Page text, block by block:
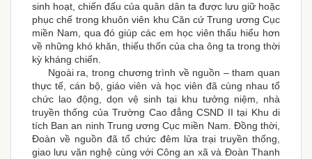
sinh hoạt, chiến đấu của quân dân ta được lưu giữ hoặc
phục chế trong khuôn viên khu Căn cứ Trung ương Cục
miền Nam, qua đó giúp các em học viên thấu hiểu hơn
về những khó khăn, thiếu thốn của cha ông ta trong thời
kỳ kháng chiến.
Ngoài ra, trong chương trình về nguồn – tham quan
thực tế, cán bộ, giáo viên và học viên đã cùng nhau tổ
chức lao động, dọn vệ sinh tại khu tưởng niệm, nhà
truyền thống của Trường Cao đẳng CSND II tại Khu di
tích Ban an ninh Trung ương Cục miền Nam. Đồng thời,
Đoàn về nguồn đã tổ chức đêm lửa trại truyền thống,
giao lưu văn nghệ cùng với Công an xã và Đoàn Thanh